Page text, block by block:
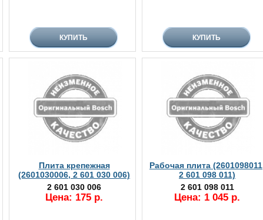
Плита крепежная
(2601030006, 2 601 030 006)
2 601 030 006
Цена: 175 р.
Рабочая плита
2 601 098 011)
2 601 098 011
Цена: 1 045 р.